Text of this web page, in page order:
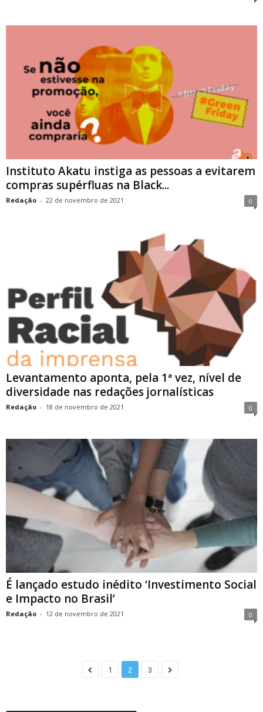
Instituto Akatu instiga as pessoas a evitarem
compras supérfluas na Black...
Redação - 22 de novembro de 2021 0
Levantamento aponta, pela 1ª vez, nível de
diversidade nas redações jornalísticas
Redação - 18 de novembro de 2021 0
É lançado estudo inédito ‘Investimento Social
e Impacto no Brasil’
Redação - 12 de novembro de 2021 0
1 2 3